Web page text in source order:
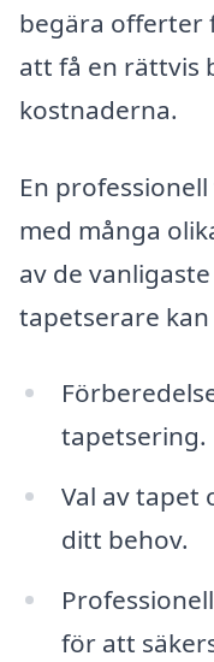
begära offerter
att få en rättvis
kostnaderna.
En
med många
av de
tapetserare
tapetsering.
Val av tapet
ditt behov.
för att